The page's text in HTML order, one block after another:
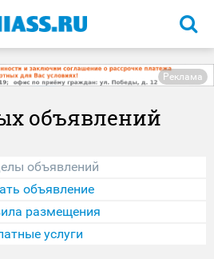
Реклама
объявлений
объявлений
объявление
размещения
услуги